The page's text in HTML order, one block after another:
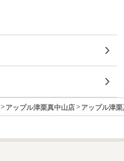
アップル津栗真中山店 アップル津